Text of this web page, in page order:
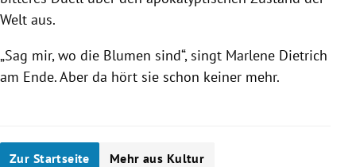
Welt aus.
„Sag mir, wo die Blumen sind“, singt Marlene Dietrich
am Ende. Aber da hört sie schon keiner mehr.
Zur Startseite Mehr aus Kultur